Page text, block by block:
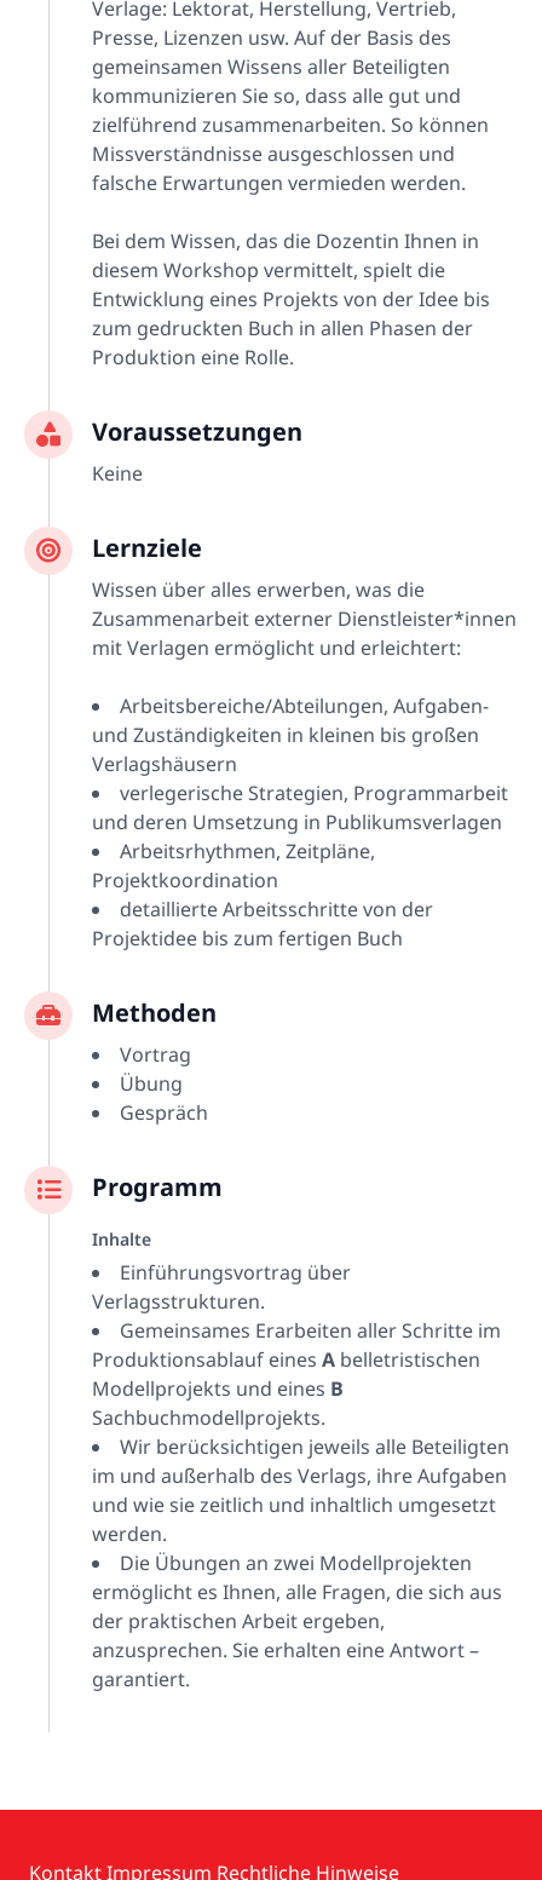
Verlage: Lektorat, Herstellung, Vertrieb,
Presse, Lizenzen usw. Auf der Basis des
gemeinsamen Wissens aller Beteiligten
kommunizieren Sie so, dass alle gut und
zielführend zusammenarbeiten. So können
Missverständnisse ausgeschlossen und
falsche Erwartungen vermieden werden.
Bei dem Wissen, das die Dozentin Ihnen in
diesem Workshop vermittelt, spielt die
Entwicklung eines Projekts von der Idee bis
zum gedruckten Buch in allen Phasen der
Produktion eine Rolle.
Voraussetzungen
Keine
Lernziele
Wissen über alles erwerben, was die
Zusammenarbeit externer Dienstleister*innen
mit Verlagen ermöglicht und erleichtert:
Arbeitsbereiche/Abteilungen, Aufgaben-
und Zuständigkeiten in kleinen bis großen
Verlagshäusern
verlegerische Strategien, Programmarbeit
und deren Umsetzung in Publikumsverlagen
Arbeitsrhythmen, Zeitpläne,
Projektkoordination
detaillierte Arbeitsschritte von der
Projektidee bis zum fertigen Buch
Methoden
Vortrag
Übung
Gespräch
Programm
Inhalte
Einführungsvortrag über
Verlagsstrukturen.
Gemeinsames Erarbeiten aller Schritte im
Produktionsablauf eines A belletristischen
Modellprojekts und eines B
Sachbuchmodellprojekts.
Wir berücksichtigen jeweils alle Beteiligten
im und außerhalb des Verlags, ihre Aufgaben
und wie sie zeitlich und inhaltlich umgesetzt
werden.
Die Übungen an zwei Modellprojekten
ermöglicht es Ihnen, alle Fragen, die sich aus
der praktischen Arbeit ergeben,
anzusprechen. Sie erhalten eine Antwort –
garantiert.
KontaktImpressum Rechtliche Hinweise